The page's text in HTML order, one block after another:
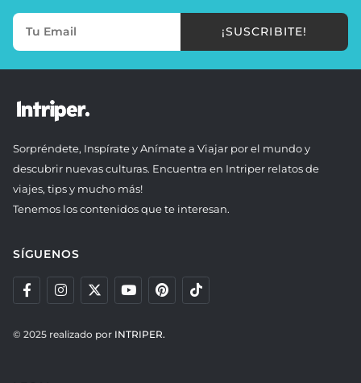
¡SUSCRIBITE!
Sorpréndete, Inspírate y Anímate a Viajar por el mundo y
descubrir nuevas culturas. Encuentra en Intriper relatos de
viajes, tips y mucho más!
Tenemos los contenidos que te interesan.
SÍGUENOS
© 2025 realizado por INTRIPER.